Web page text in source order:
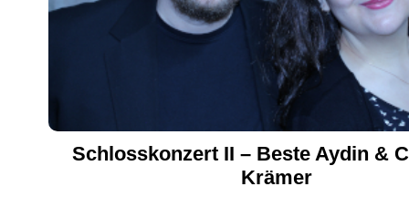
Schlosskonzert II – Beste Aydin &
Krämer